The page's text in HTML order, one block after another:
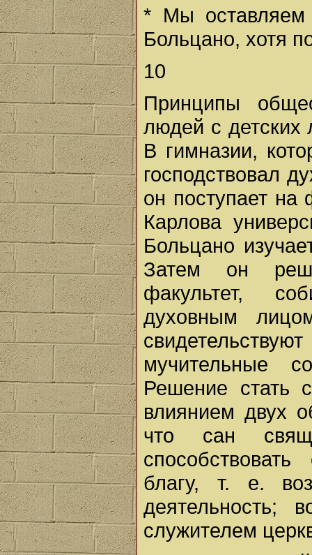
* Мы
Больцано, хотя
10
Принципы
людей с детских
В гимназии,
господствовал
он поступает на
Карлова
Больцано
Затем он
факультет,
духовным
мучительные
Решение стать
влиянием двух
что сан
благу, т. е.
деятельность;
служителем